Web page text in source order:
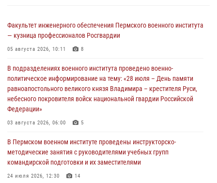
Факультет инженерного обеспечения Пермского военного института
— кузница профессионалов Росгвардии
05 августа 2026, 10:11 8
В подразделениях военного института проведено военно-
политическое информирование на тему: «28 июля – День памяти
равноапостольного великого князя Владимира – крестителя Руси,
небесного покровителя войск национальной гвардии Российской
Федерации»
03 августа 2026, 06:00 5
В Пермском военном институте проведены инструкторско-
методические занятия с руководителями учебных групп
командирской подготовки и их заместителями
24 июля 2026, 12:30 14